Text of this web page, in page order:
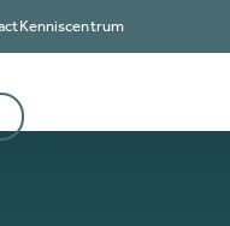
Kenniscentrum